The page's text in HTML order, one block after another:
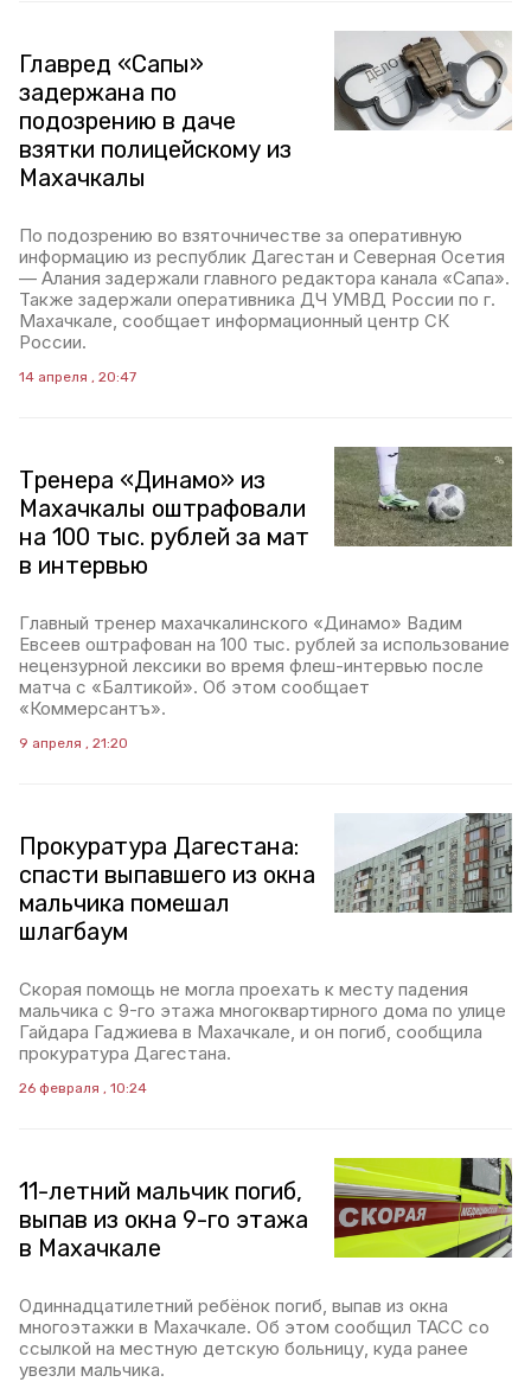
Главред «Сапы»
задержана по
подозрению в даче
взятки полицейскому из
Махачкалы
По подозрению во взяточничестве за оперативную
информацию из республик Дагестан и Северная Осетия
— Алания задержали главного редактора канала «Сапа».
Также задержали оперативника ДЧ УМВД России по г.
Махачкале, сообщает информационный центр СК
России.
14 апреля , 20:47
Тренера «Динамо» из
Махачкалы оштрафовали
на 100 тыс. рублей за мат
в интервью
Главный тренер махачкалинского «Динамо» Вадим
Евсеев оштрафован на 100 тыс. рублей за использование
нецензурной лексики во время флеш-интервью после
матча с «Балтикой». Об этом сообщает
«Коммерсантъ».
9 апреля , 21:20
Прокуратура Дагестана:
спасти выпавшего из окна
мальчика помешал
шлагбаум
Скорая помощь не могла проехать к месту падения
мальчика с 9-го этажа многоквартирного дома по улице
Гайдара Гаджиева в Махачкале, и он погиб, сообщила
прокуратура Дагестана.
26 февраля , 10:24
11-летний мальчик погиб,
выпав из окна 9-го этажа
в Махачкале
Одиннадцатилетний ребёнок погиб, выпав из окна
многоэтажки в Махачкале. Об этом сообщил ТАСС со
ссылкой на местную детскую больницу, куда ранее
увезли мальчика.